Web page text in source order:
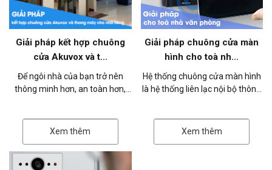
Giải pháp kết hợp chuông
cửa Akuvox và t...
Để ngôi nhà của bạn trở nên
thông minh hơn, an toàn hơn,
cửa...
Xem thêm
Giải pháp chuông cửa màn
hình cho toà nh...
Hệ thống chuông cửa màn hình
là hệ thống liên lạc nội bộ thông
Xem thêm